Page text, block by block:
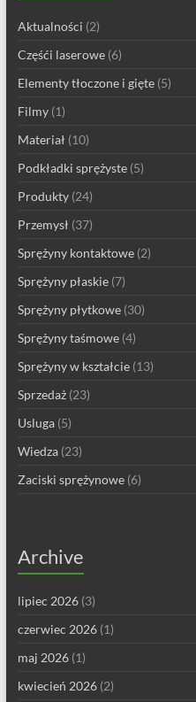
Aktualności (2)
Częśći laserowe(6)
Elementy tłoczone i gięte(5)
Filmy(1)
Materiał (10)
Podkładki sprężyste(5)
Produkty(24)
Przemysł (37)
Sprężyny kontaktowe(2)
Sprężyny płaskie(7)
Sprężyny płytkowe(30)
Sprężyny taśmowe(4)
Sprężyny w kształcie(13)
Sprzedaż(23)
Usluga(5)
Wiedza(23)
Zaciski sprężynowe(6)
Archive
lipiec 2026(3)
czerwiec 2026(1)
maj 2026(1)
kwiecień 2026(2)